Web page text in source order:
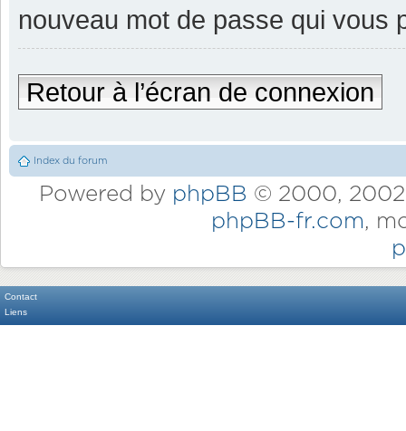
nouveau mot de passe qui vous
Retour à l’écran de connexion
Index du forum
Powered by phpBB © 2000,
phpBB-fr.com,
Contact
Liens